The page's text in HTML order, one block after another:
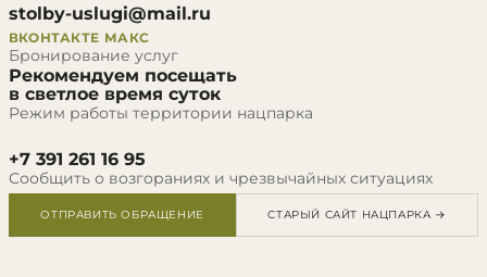
stolby-uslugi@mail.ru
ВКОНТАКТЕ МАКС
Бронирование услуг
Рекомендуем посещать
в светлое время суток
Режим работы территории нацпарка
+7 391 261 16 95
Сообщить о возгораниях и чрезвычайных ситуациях
ОТПРАВИТЬ ОБРАЩЕНИЕ СТАРЫЙ САЙТ НАЦПАРКА →